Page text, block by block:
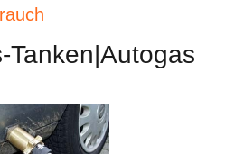
Tanken|Autogas